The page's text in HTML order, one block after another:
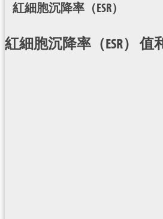
紅細胞沉降率（ESR）
紅細胞沉降率（ESR） 值